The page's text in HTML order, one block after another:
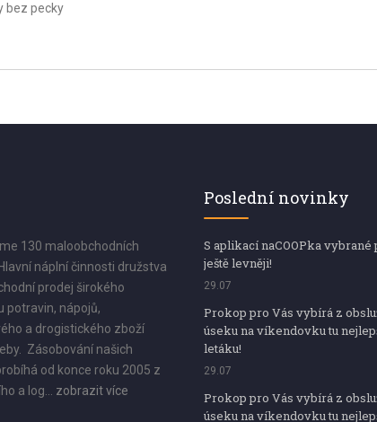
bez pecky
130 maloobchodních
náplní činnosti družstva
prodej širokého
potravin, nápojů,
a drogistického zboží
Zásobování našich
od konce roku 2005 z
a log... zobrazit více
Poslední novinky
S aplikací naCOOPka
ještě levněji!
29.07
Prokop pro Vás vybírá z
úseku na víkendovku tu
letáku!
29.07
Prokop pro Vás vybírá z
úseku na víkendovku tu